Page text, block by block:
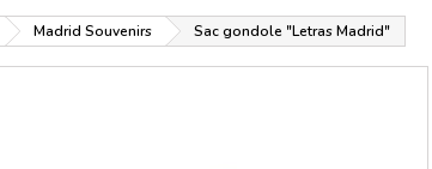
Madrid Souvenirs Sac gondole "Letras Madrid"